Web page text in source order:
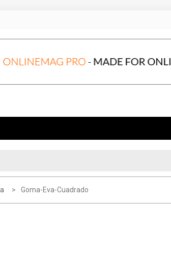
Goma-Eva-Cuadrado